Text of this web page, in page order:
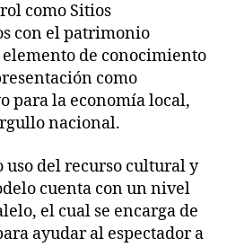
como Sitios
con el patrimonio
de conocimiento
como
para la economía local,
nacional.
uso del recurso cultural y
cuenta con un nivel
el cual se encarga de
ayudar al espectador a